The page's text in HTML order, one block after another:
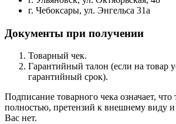
г. Чебоксары, ул. Энгельса 31а
Документы при получении
Товарный чек.
Гарантийный талон (если на товар
гарантийный срок).
Подписание товарного чека означает,
полностью, претензий к внешнему виду
Вас нет.